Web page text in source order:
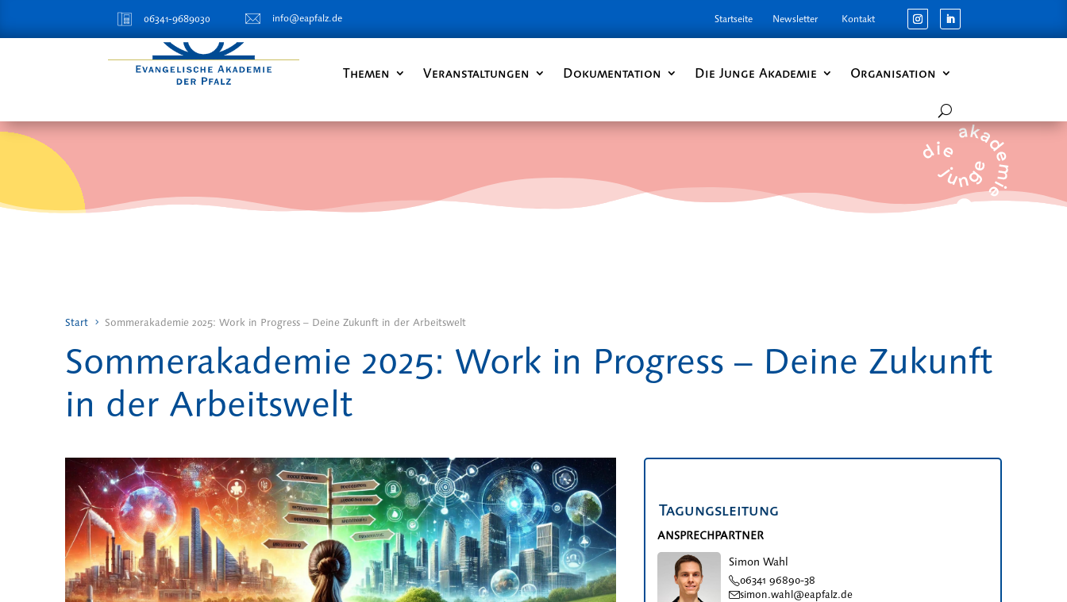
06341-9689030 info@eapfalz.de Startseite Newsletter Kontakt
Themen Veranstaltungen Dokumentation Die Junge Akademie Organisation
Start Sommerakademie 2025: Work in Progress – Deine Zukunft in der Arbeitswelt
Sommerakademie 2025: Work in Progress – Deine Zukunft
in der Arbeitswelt
Tagungsleitung
ANSPRECHPARTNER
Simon Wahl
06341 96890-38
simon.wahl@eapfalz.de